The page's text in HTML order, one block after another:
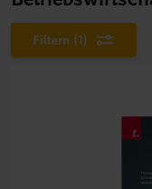
Filtern (1)